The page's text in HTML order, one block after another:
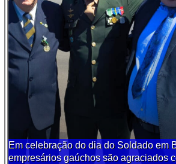
Em celebração do dia do Soldado em
empresários gaúchos são agraciados